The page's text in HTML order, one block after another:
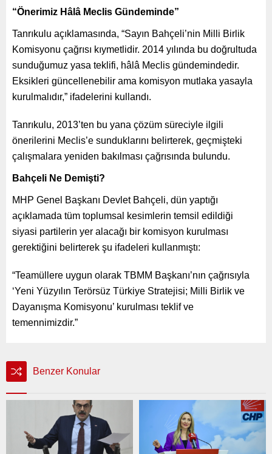
“Önerimiz Hâlâ Meclis Gündeminde”
Tanrıkulu açıklamasında, “Sayın Bahçeli’nin Milli Birlik
Komisyonu çağrısı kıymetlidir. 2014 yılında bu doğrultuda
sunduğumuz yasa teklifi, hâlâ Meclis gündemindedir.
Eksikleri güncellenebilir ama komisyon mutlaka yasayla
kurulmalıdır,” ifadelerini kullandı.
Tanrıkulu, 2013’ten bu yana çözüm süreciyle ilgili
önerilerini Meclis’e sunduklarını belirterek, geçmişteki
çalışmalara yeniden bakılması çağrısında bulundu.
Bahçeli Ne Demişti?
MHP Genel Başkanı Devlet Bahçeli, dün yaptığı
açıklamada tüm toplumsal kesimlerin temsil edildiği
siyasi partilerin yer alacağı bir komisyon kurulması
gerektiğini belirterek şu ifadeleri kullanmıştı:
“Teamüllere uygun olarak TBMM Başkanı’nın çağrısıyla
‘Yeni Yüzyılın Terörsüz Türkiye Stratejisi; Milli Birlik ve
Dayanışma Komisyonu’ kurulması teklif ve
temennimizdir.”
Benzer Konular